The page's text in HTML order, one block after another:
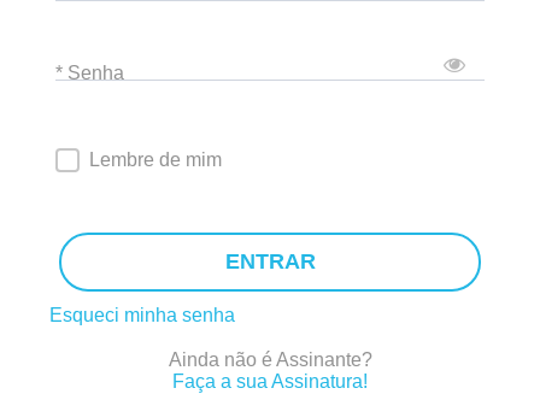
* Senha
Lembre de mim
ENTRAR
Esqueci minha senha
Ainda não é Assinante?
Faça a sua Assinatura!